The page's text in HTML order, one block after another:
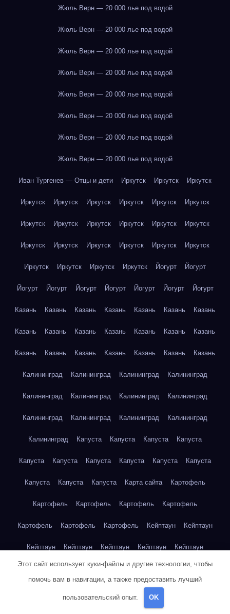
Жюль Верн — 20 000 лье под водой
Жюль Верн — 20 000 лье под водой
Жюль Верн — 20 000 лье под водой
Жюль Верн — 20 000 лье под водой
Жюль Верн — 20 000 лье под водой
Жюль Верн — 20 000 лье под водой
Жюль Верн — 20 000 лье под водой
Жюль Верн — 20 000 лье под водой
Иван Тургенев — Отцы и дети Иркутск Иркутск Иркутск
Иркутск Иркутск Иркутск Иркутск Иркутск Иркутск
Иркутск Иркутск Иркутск Иркутск Иркутск Иркутск
Иркутск Иркутск Иркутск Иркутск Иркутск Иркутск
Иркутск Иркутск Иркутск Иркутск Йогурт Йогурт
Йогурт Йогурт Йогурт Йогурт Йогурт Йогурт Йогурт
Казань Казань Казань Казань Казань Казань Казань
Казань Казань Казань Казань Казань Казань Казань
Казань Казань Казань Казань Казань Казань Казань
Калининград Калининград Калининград Калининград
Калининград Калининград Калининград Калининград
Калининград Калининград Калининград Калининград
Калининград Капуста Капуста Капуста Капуста
Капуста Капуста Капуста Капуста Капуста Капуста
Капуста Капуста Капуста Карта сайта Картофель
Картофель Картофель Картофель Картофель
Картофель Картофель Картофель Кейптаун Кейптаун
Кейптаун Кейптаун Кейптаун Кейптаун Кейптаун
Кейптаун Кейптаун Кейптаун Кейптаун Кейптаун
Кейптаун
Этот сайт использует куки-файлы и другие технологии, чтобы
помочь вам в навигации, а также предоставить лучший
пользовательский опыт. OK